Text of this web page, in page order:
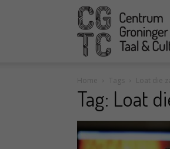
CGTC
Home Tags Loat die
Tag: Loat